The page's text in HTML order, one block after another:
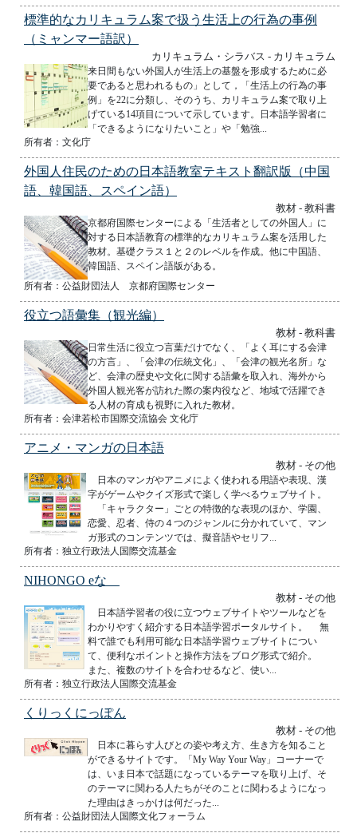
標準的なカリキュラム案で扱う生活上の行為の事例
（ミャンマー語訳）
カリキュラム・シラバス - カリキュラム
来日間もない外国人が生活上の基盤を形成するために必
要であると思われるもの」として，「生活上の行為の事
例」を22に分類し、そのうち、カリキュラム案で取り上
げている14項目について示しています。日本語学習者に
「できるようになりたいこと」や「勉強...
所有者：文化庁
外国人住民のための日本語教室テキスト翻訳版（中国
語、韓国語、スペイン語）
教材 - 教科書
京都府国際センターによる「生活者としての外国人」に
対する日本語教育の標準的なカリキュラム案を活用した
教材。基礎クラス１と２のレベルを作成。他に中国語、
韓国語、スペイン語版がある。
所有者：公益財団法人 京都府国際センター
役立つ語彙集（観光編）
教材 - 教科書
日常生活に役立つ言葉だけでなく、「よく耳にする会津
の方言」、「会津の伝統文化」、「会津の観光名所」な
ど、会津の歴史や文化に関する語彙を取入れ、海外から
外国人観光客が訪れた際の案内役など、地域で活躍でき
る人材の育成も視野に入れた教材。
所有者：会津若松市国際交流協会 文化庁
アニメ・マンガの日本語
教材 - その他
日本のマンガやアニメによく使われる用語や表現、漢
字がゲームやクイズ形式で楽しく学べるウェブサイト。
「キャラクター」ごとの特徴的な表現のほか、学園、
恋愛、忍者、侍の４つのジャンルに分かれていて、マン
ガ形式のコンテンツでは、擬音語やセリフ...
所有者：独立行政法人国際交流基金
NIHONGO eな
教材 - その他
日本語学習者の役に立つウェブサイトやツールなどを
わかりやすく紹介する日本語学習ポータルサイト。 無
料で誰でも利用可能な日本語学習ウェブサイトについ
て、便利なポイントと操作方法をブログ形式で紹介。
また、複数のサイトを合わせるなど、使い...
所有者：独立行政法人国際交流基金
くりっくにっぽん
教材 - その他
日本に暮らす人びとの姿や考え方、生き方を知ること
ができるサイトです。「My Way Your Way」コーナーで
は、いま日本で話題になっているテーマを取り上げ、そ
のテーマに関わる人たちがそのことに関わるようになっ
た理由はきっかけは何だった...
所有者：公益財団法人国際文化フォーラム